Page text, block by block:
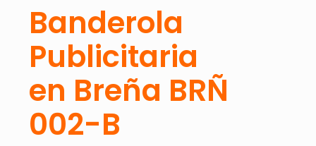
Banderola
Publicitaria
en Breña BRÑ
002-B